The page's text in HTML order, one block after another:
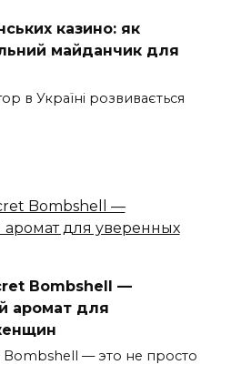
казино: як
майданчик для
в Україні розвивається
Bombshell —
аромат для
Bombshell — это не просто